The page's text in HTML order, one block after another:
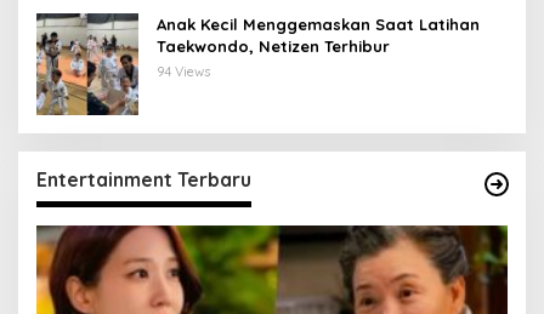
Anak Kecil Menggemaskan Saat Latihan
Taekwondo, Netizen Terhibur
94 Views
Entertainment Terbaru